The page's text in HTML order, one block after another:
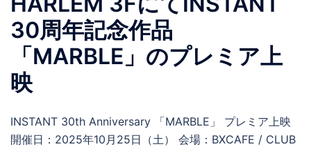
30周年記念作品
「MARBLE」のプレミア上
映
INSTANT 30th Anniversary 「MARBLE」 プレミア上映
開催日：2025年10月25日（土） 会場：BXCAFE / CLUB